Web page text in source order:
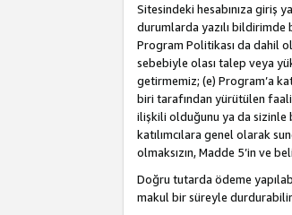
Sitesindeki hesabınıza giriş
durumlarda yazılı bildirimde
Program Politikası da dahil
sebebiyle olası talep veya
getirmemiz; (e) Program’a
biri tarafından yürütülen
ilişkili olduğunu ya da sizinle
katılımcılara genel olarak
olmaksızın, Madde 5’in ve
Doğru tutarda ödeme
makul bir süreyle